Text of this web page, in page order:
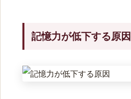
記憶力が低下する原因